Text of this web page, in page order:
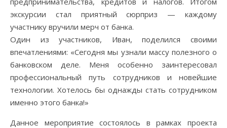
экскурсии стал приятный сюрприз — каждому
участнику вручили мерч от банка.
Один из участников, Иван, поделился своими
впечатлениями: «Сегодня мы узнали массу полезного о
банковском деле. Меня особенно заинтересовал
профессиональный путь сотрудников и новейшие
технологии. Хотелось бы однажды стать сотрудником
именно этого банка!»
Данное мероприятие состоялось в рамках проекта